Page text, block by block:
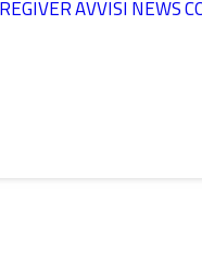
AVVISI NEWS